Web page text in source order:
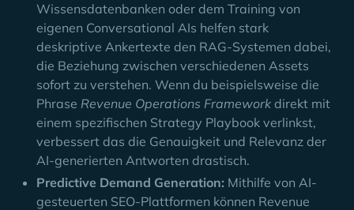
Wissensdatenbanken oder dem Training von
eigenen Conversational AIs helfen stark
deskriptive Ankertexte den RAG-Systemen dabei,
die Beziehung zwischen verschiedenen Assets
sofort zu verstehen. Wenn du beispielsweise die
Phrase Revenue Operations Framework direkt mit
einem spezifischen Strategy Playbook verlinkst,
verbessert das die Genauigkeit und Relevanz der
AI-generierten Antworten drastisch.
Predictive Demand Generation: Mithilfe von AI-
gesteuerten SEO-Plattformen können Revenue